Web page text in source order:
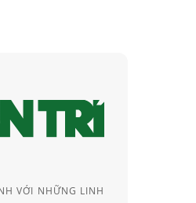
CÁCH TƯ VẤN RẤT